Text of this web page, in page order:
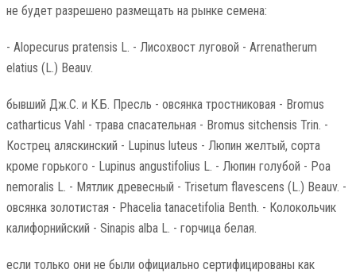
не будет разрешено размещать на рынке семена:
- Alopecurus pratensis L. - Лисохвост луговой - Arrenatherum
elatius (L.) Beauv.
бывший Дж.С. и К.Б. Пресль - овсянка тростниковая - Bromus
catharticus Vahl - трава спасательная - Bromus sitchensis Trin. -
Кострец аляскинский - Lupinus luteus - Люпин желтый, сорта
кроме горького - Lupinus angustifolius L. - Люпин голубой - Poa
nemoralis L. - Мятлик древесный - Trisetum flavescens (L.) Beauv. -
овсянка золотистая - Phacelia tanacetifolia Benth. - Колокольчик
калифорнийский - Sinapis alba L. - горчица белая.
если только они не были официально сертифицированы как